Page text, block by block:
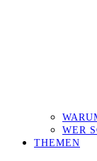
WER
THEMEN